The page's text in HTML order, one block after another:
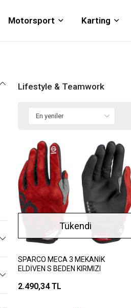
Motorsport Karting
Lifestyle & Teamwork
Tükendi
SPARCO MECA 3 MEKANİK
ELDİVEN S BEDEN KIRMIZI
2.490,34 TL